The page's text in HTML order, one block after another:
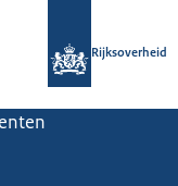
Rijksoverheid